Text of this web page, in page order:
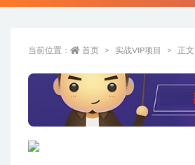
当前位置： 首页 实战VIP项目 正文